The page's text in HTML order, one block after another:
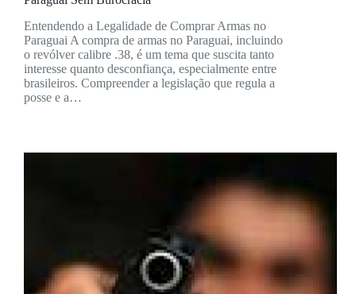
Entendendo a Legalidade de Comprar Armas no
Paraguai A compra de armas no Paraguai, incluindo
o revólver calibre .38, é um tema que suscita tanto
interesse quanto desconfiança, especialmente entre
brasileiros. Compreender a legislação que regula a
posse e a…